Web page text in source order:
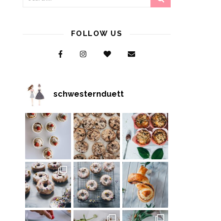
FOLLOW US
schwesternduett